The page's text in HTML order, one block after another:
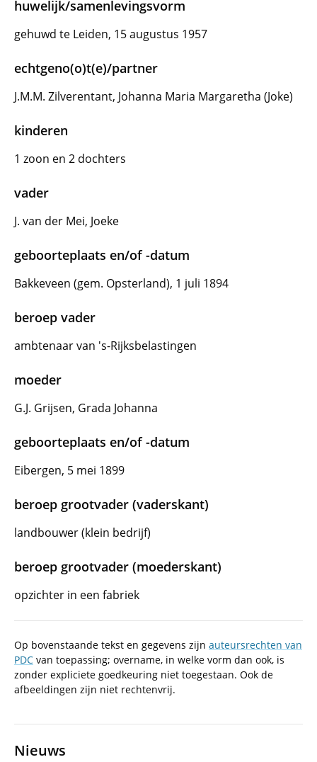
huwelijk/samenlevingsvorm
gehuwd te Leiden, 15 augustus 1957
echtgeno(o)t(e)/partner
J.M.M. Zilverentant, Johanna Maria Margaretha (Joke)
kinderen
1 zoon en 2 dochters
vader
J. van der Mei, Joeke
geboorteplaats en/of -datum
Bakkeveen (gem. Opsterland), 1 juli 1894
beroep vader
ambtenaar van 's-Rijksbelastingen
moeder
G.J. Grijsen, Grada Johanna
geboorteplaats en/of -datum
Eibergen, 5 mei 1899
beroep grootvader (vaderskant)
landbouwer (klein bedrijf)
beroep grootvader (moederskant)
opzichter in een fabriek
Op bovenstaande tekst en gegevens zijn auteursrechten van
PDC van toepassing; overname, in welke vorm dan ook, is
zonder expliciete goedkeuring niet toegestaan. Ook de
afbeeldingen zijn niet rechtenvrij.
Nieuws